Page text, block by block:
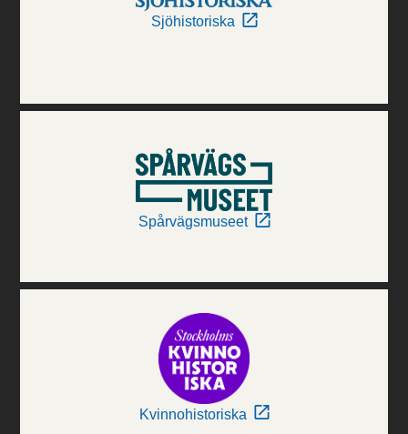
Sjöhistoriska
Spårvägsmuseet
Kvinnohistoriska